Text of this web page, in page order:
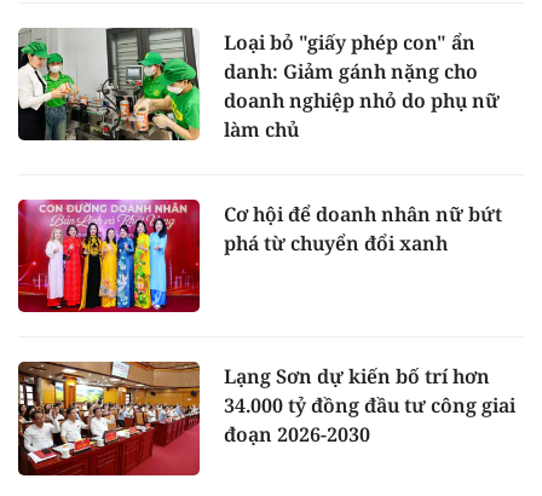
Loại bỏ "giấy phép con" ẩn
danh: Giảm gánh nặng cho
doanh nghiệp nhỏ do phụ nữ
làm chủ
Cơ hội để doanh nhân nữ bứt
phá từ chuyển đổi xanh
Lạng Sơn dự kiến bố trí hơn
34.000 tỷ đồng đầu tư công giai
đoạn 2026-2030